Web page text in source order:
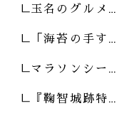
玉名のグルメ…
「海苔の手す…
マラソンシー…
『鞠智城跡特…